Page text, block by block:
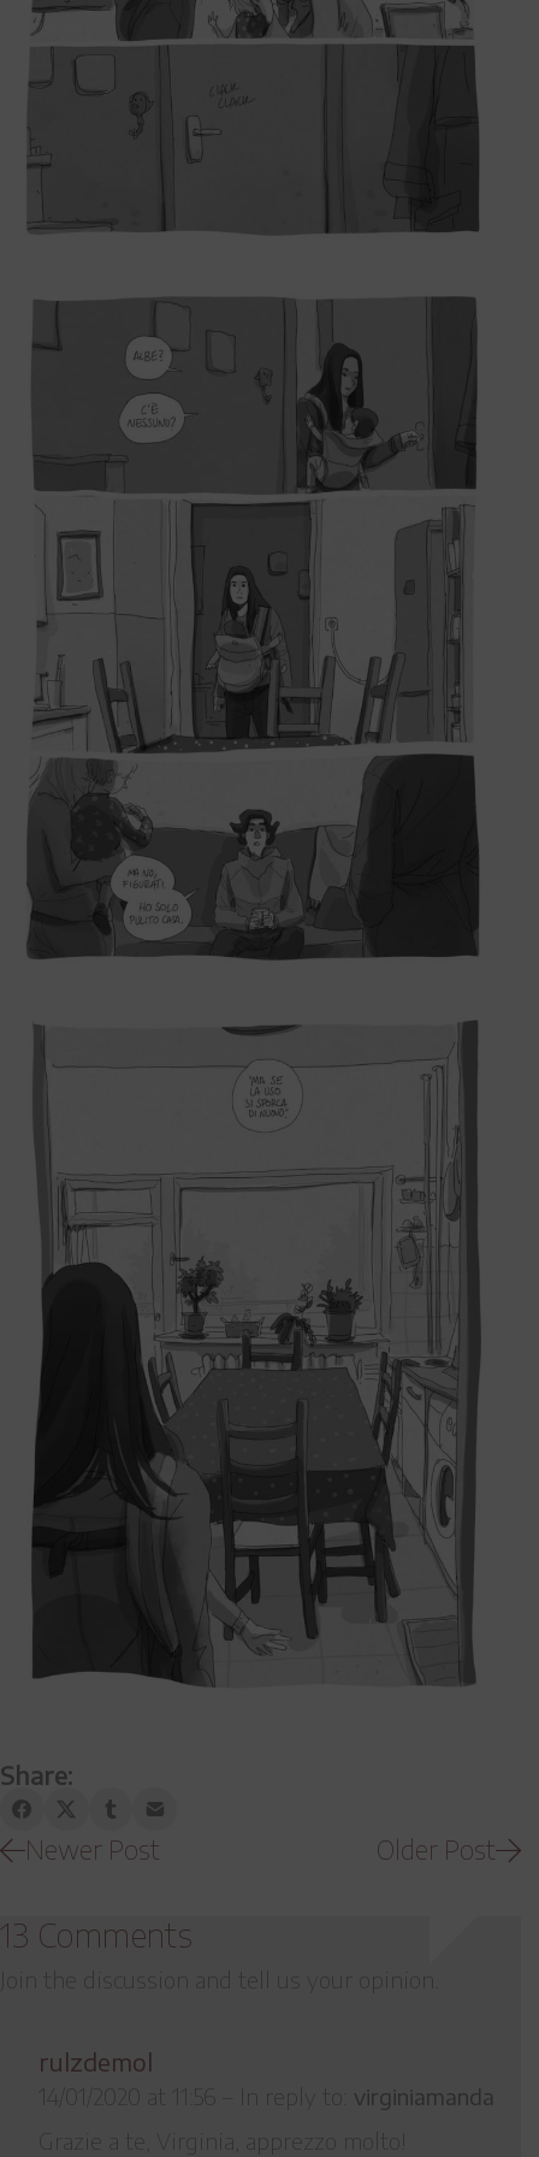
Share:
Newer Post Older Post
13 Comments
Join the discussion and tell us your opinion.
rulzdemol
14/01/2020 at 11:56 In reply to: virginiamanda
Grazie a te, Virginia, apprezzo molto!